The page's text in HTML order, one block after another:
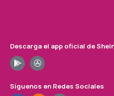
Descarga el app oficial de
Síguenos en Redes Sociales